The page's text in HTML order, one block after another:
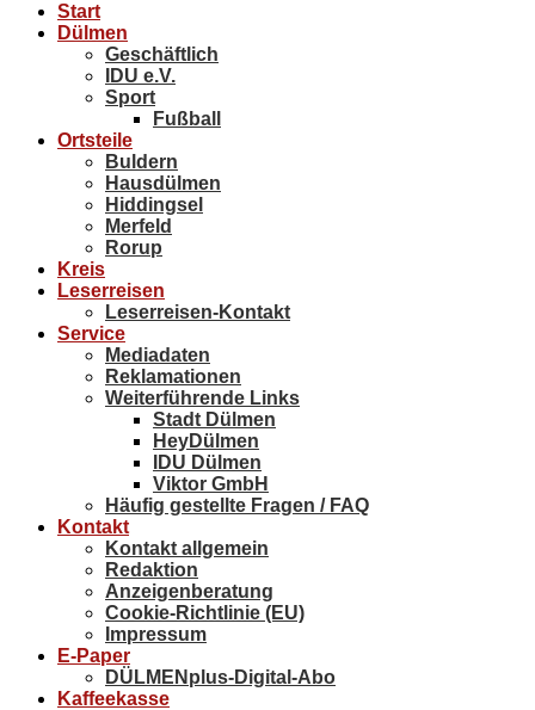
Start
Dülmen
Geschäftlich
IDU e.V.
Sport
Fußball
Ortsteile
Buldern
Hausdülmen
Hiddingsel
Merfeld
Rorup
Kreis
Leserreisen
Leserreisen-Kontakt
Service
Mediadaten
Reklamationen
Weiterführende Links
Stadt Dülmen
HeyDülmen
IDU Dülmen
Viktor GmbH
Häufig gestellte Fragen / FAQ
Kontakt
Kontakt allgemein
Redaktion
Anzeigenberatung
Cookie-Richtlinie (EU)
Impressum
E-Paper
DÜLMENplus-Digital-Abo
Kaffeekasse